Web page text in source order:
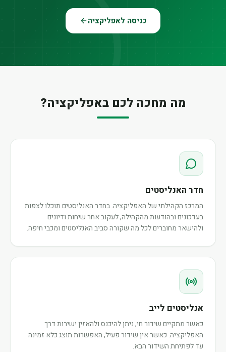
כניסה לאפליקציה
מה מחכה לכם באפליקציה?
חדר האנליסטים
המרכז הקהילתי של האפליקציה. בחדר האנליסטים תוכלו לצפות
בעדכונים ובהודעות מהקהילה, לעקוב אחר שיחות ודיונים
ולהישאר מחוברים לכל מה שקורה סביב האנליסטים ומכבי חיפה.
אנליסטים לייב
כאשר מתקיים שידור חי, ניתן להיכנס ולהאזין ישירות דרך
האפליקציה. כאשר אין שידור פעיל, האפשרות תוצג כלא זמינה
עד לפתיחת השידור הבא.